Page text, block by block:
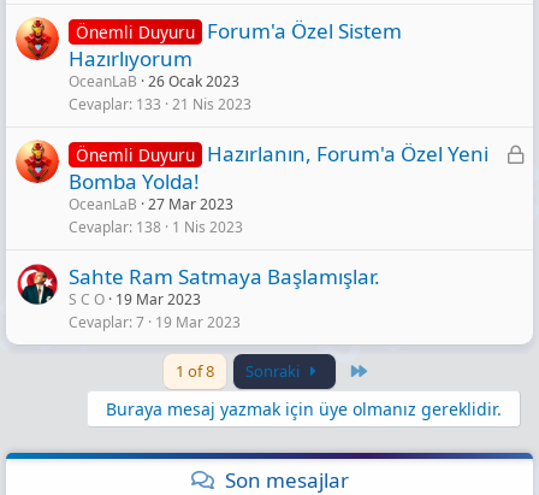
Önemli Duyuru Forum'a Özel Sistem
Hazırlıyorum
OceanLaB 26 Ocak 2023
Cevaplar 133 21 Nis 2023
K
Önemli Duyuru Hazırlanın, Forum'a Özel Yeni
Bomba Yolda!
OceanLaB 27 Mar 2023
Cevaplar 138 1 Nis 2023
Sahte Ram Satmaya Başlamışlar.
S C O 19 Mar 2023
Cevaplar 7 19 Mar 2023
1 of 8 Sonraki
Buraya mesaj yazmak için üye olmanız gereklidir.
Son mesajlar